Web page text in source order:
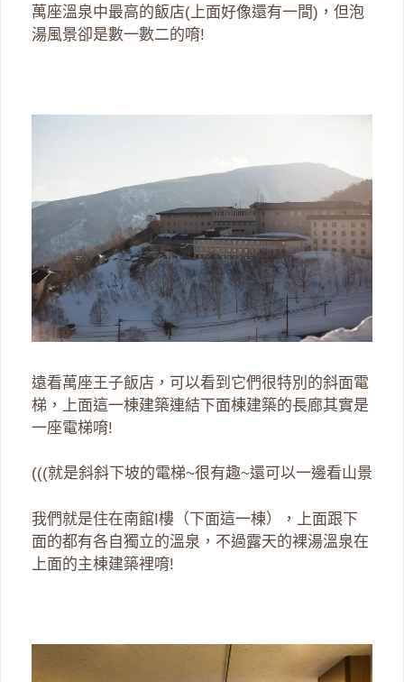
萬座溫泉中最高的飯店(上面好像還有一間)，但泡
湯風景卻是數一數二的唷!
遠看萬座王子飯店，可以看到它們很特別的斜面電
梯，上面這一棟建築連結下面棟建築的長廊其實是
一座電梯唷!
(((就是斜斜下坡的電梯~很有趣~還可以一邊看山景
我們就是住在南館I樓（下面這一棟），上面跟下
面的都有各自獨立的溫泉，不過露天的裸湯溫泉在
上面的主棟建築裡唷!